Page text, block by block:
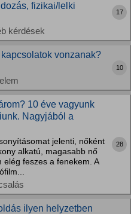
fizikai/lelki
kérdések
17
vonzanak?
10
10 éve vagyunk
Nagyjából a
jelenti, nőként
alkatú, magasabb nő
feszes a fenekem. A
28
ilyen helyzetben